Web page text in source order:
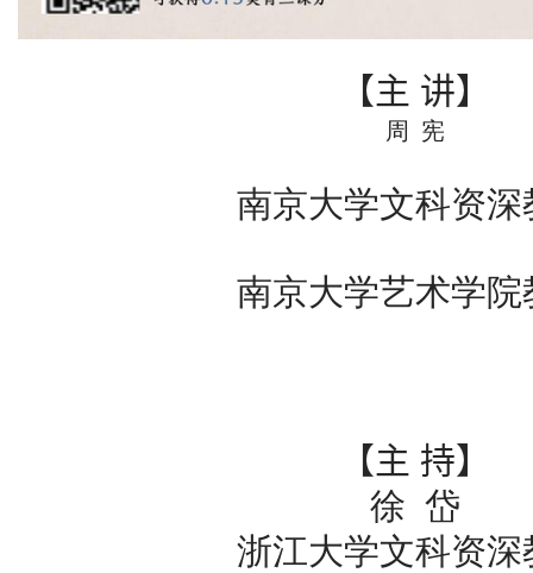
【主 讲】
周 宪
南京大学文科资深
南京大学艺术学院
【主 持】
徐 岱
浙江大学文科资深